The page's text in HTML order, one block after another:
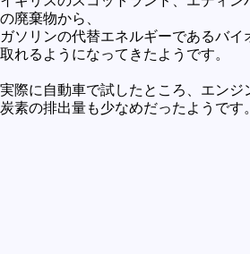
生活
料理とか食べ物
外国語
の廃棄物から、
ガソリンの代替エネルギーであるバ
取れるようになってきたようです。
実際に自動車で試したところ、エンジ
炭素の排出量も少なめだったようです。